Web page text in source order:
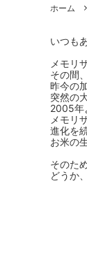
高
ホーム
いつも
メモリ
その間
昨今の
突然の
2005年
メモリ
進化を
お米の
そのた
どうか